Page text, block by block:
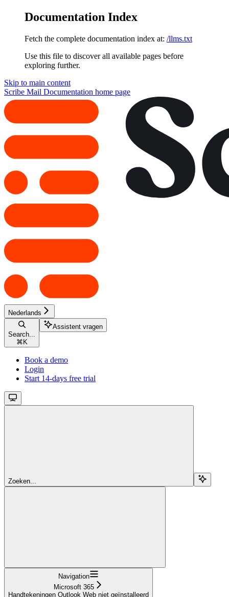
Documentation Index
Fetch the complete documentation index at: /llms.txt
Use this file to discover all available pages before
exploring further.
Skip to main content
Scribe Mail Documentation home page
Nederlands
Search...
⌘ K
Assistent vragen
Book a demo
Login
Start 14-days free trial
Zoeken...
Navigation
Microsoft 365
Handtekeningen Outlook Web niet geïnstalleerd